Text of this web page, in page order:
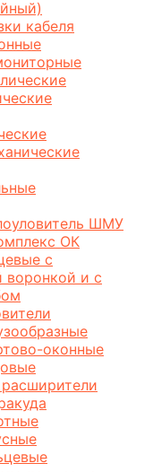
кабеля
ШМУ
ОК
с
и с
оконные